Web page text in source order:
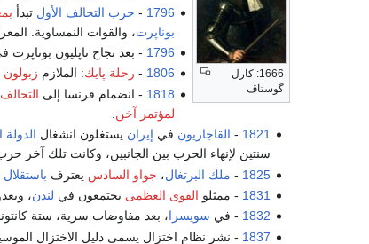
1666: كارل
گوستاڤ
1796
- حرب التحالف الأول تبدأ
بوناپرت، والقوات النمساوية. المعركة
1796 - بعد نجاح ناپليون
1806
- رحلة پايك: الملازم زبولون
1818 - انضمام فرنسا إلى
لمؤتمر آخن
1821
- القاجاريون في إيران يستغلون انشغال الدولة
سنتين لإنهاء الحرب بين الجانبين، وكانت تلك آخر
1825
- ملك البرتغال، جواو السادس يعترف باستقلال
1831 - ممثلو القوى العظمى يجتمعون في لندن،
1832 - في سويسرا، بعد مفاوضات سرية، ستة
1837 - نشر نظام اختزال يسمى دليل الاختزال